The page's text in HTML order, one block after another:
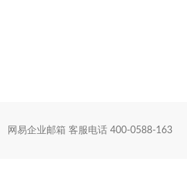
网易企业邮箱 客服电话 400-0588-163